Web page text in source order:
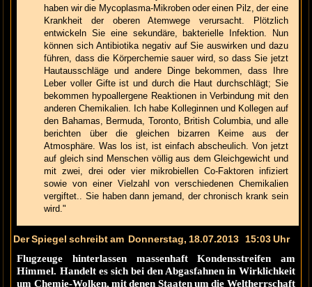
haben wir die Mycoplasma-Mikroben oder einen Pilz, der eine
Krankheit der oberen Atemwege verursacht. Plötzlich
entwickeln Sie eine sekundäre, bakterielle Infektion. Nun
können sich Antibiotika negativ auf Sie auswirken und dazu
führen, dass die Körperchemie sauer wird, so dass Sie jetzt
Hautausschläge und andere Dinge bekommen, dass Ihre
Leber voller Gifte ist und durch die Haut durchschlägt; Sie
bekommen hypoallergene Reaktionen in Verbindung mit den
anderen Chemikalien. Ich habe Kolleginnen und Kollegen auf
den Bahamas, Bermuda, Toronto, British Columbia, und alle
berichten über die gleichen bizarren Keime aus der
Atmosphäre. Was los ist, ist einfach abscheulich. Von jetzt
auf gleich sind Menschen völlig aus dem Gleichgewicht und
mit zwei, drei oder vier mikrobiellen Co-Faktoren infiziert
sowie von einer Vielzahl von verschiedenen Chemikalien
vergiftet.. Sie haben dann jemand, der chronisch krank sein
wird."
Der Spiegel schreibt am Donnerstag, 18.07.2013
15:03 Uhr
Flugzeuge hinterlassen massenhaft Kondensstreifen am
Himmel. Handelt es sich bei den Abgasfahnen in Wirklichkeit
um Chemie-Wolken, mit denen Staaten um die Weltherrschaft